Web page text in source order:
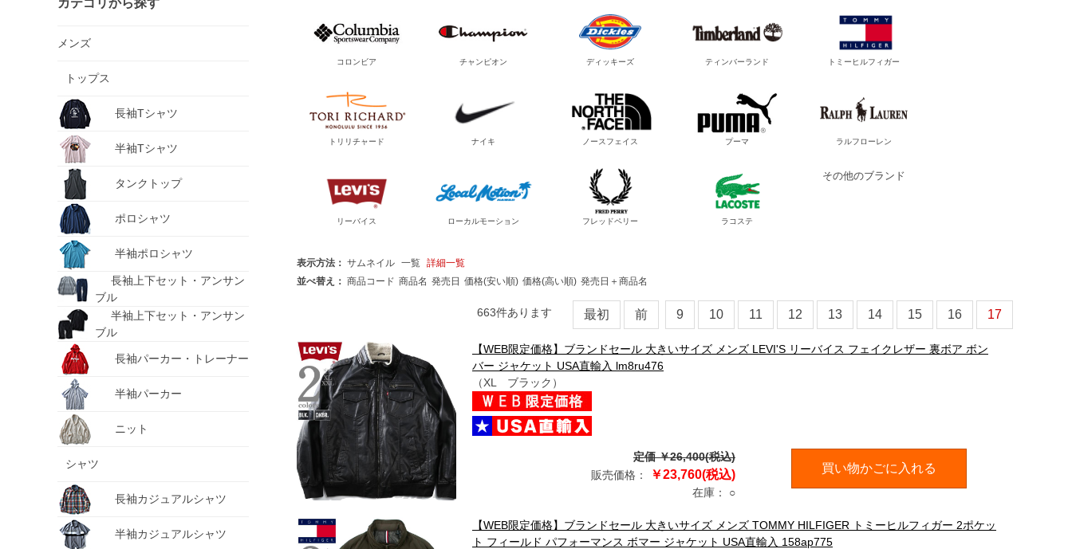
カテゴリから探す
メンズ
トップス
長袖Tシャツ
半袖Tシャツ
タンクトップ
ポロシャツ
半袖ポロシャツ
長袖上下セット・アンサン
ブル
半袖上下セット・アンサン
ブル
長袖パーカー・トレーナー
半袖パーカー
ニット
シャツ
長袖カジュアルシャツ
半袖カジュアルシャツ
コロンビア チャンピオン ディッキーズ ティンバーランド トミーヒルフィガー
トリリチャード ナイキ ノースフェイス プーマ ラルフローレン
リーバイス ローカルモーション フレッドペリー ラコステ
その他のブランド
表示方法： サムネイル 一覧 詳細一覧
並べ替え： 商品コード 商品名 発売日 価格(安い順) 価格(高い順) 発売日＋商品名
663件あります 最初 前 9 10 11 12 13 14 15 16 17
【WEB限定価格】ブランドセール 大きいサイズ メンズ LEVI'S リーバイス フェイクレザー 裏ボア ボン
バー ジャケット USA直輸入 lm8ru476
（XL ブラック）
定価 ￥26,400(税込)
販売価格：
￥23,760(税込)
在庫： ○
買い物かごに入れる
【WEB限定価格】ブランドセール 大きいサイズ メンズ TOMMY HILFIGER トミーヒルフィガー 2ポケッ
ト フィールド パフォーマンス ボマー ジャケット USA直輸入 158ap775